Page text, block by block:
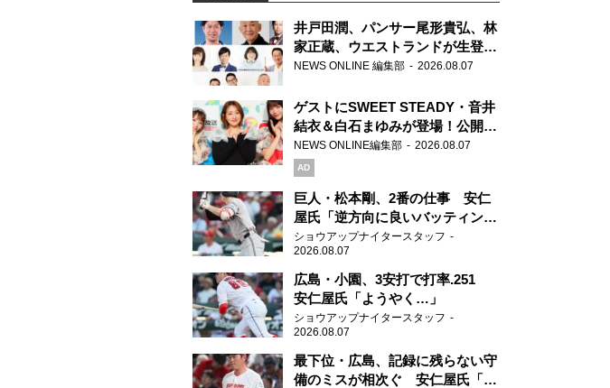
井戸田潤、パンサー尾形貴弘、林
家正蔵、ウエストランドが生登
場！『ラジオビバリー昼ズ』
NEWS ONLINE 編集部 2026.08.07
ゲストにSWEET STEADY・音井
結衣＆白石まゆみが登場！公開収
録で素顔全開！
NEWS ONLINE編集部 2026.08.07
AD
巨人・松本剛、2番の仕事 安仁
屋氏「逆方向に良いバッティン
グ」
ショウアップナイタースタッフ
2026.08.07
広島・小園、3安打で打率.251
安仁屋氏「ようやく…」
ショウアップナイタースタッフ
2026.08.07
最下位・広島、記録に残らない守
備のミスが相次ぐ 安仁屋氏「最